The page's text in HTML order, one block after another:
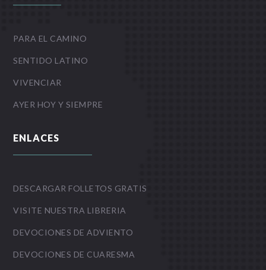
PARA EL CAMINO
SENTIDO LATINO
VIVENCIAR
AYER HOY Y SIEMPRE
ENLACES
DESCARGAR FOLLETOS GRATIS
VISITE NUESTRA LIBRERIA
DEVOCIONES DE ADVIENTO
DEVOCIONES DE CUARESMA